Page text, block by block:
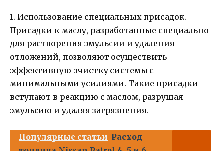
1. Использование специальных присадок.
Присадки к маслу, разработанные специально
для растворения эмульсии и удаления
отложений, позволяют осуществить
эффективную очистку системы с
минимальными усилиями. Такие присадки
вступают в реакцию с маслом, разрушая
эмульсию и удаляя загрязнения.
Популярные статьи Расход